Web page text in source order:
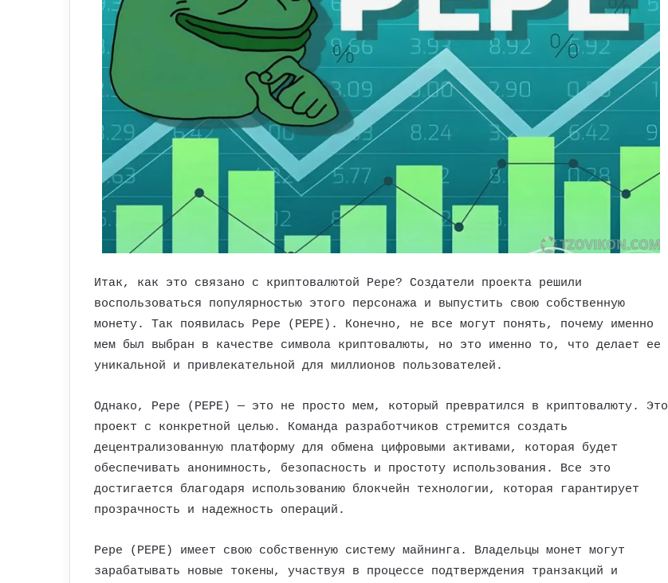
Итак, как это связано с криптовалютой Pepe? Создатели проекта решили
воспользоваться популярностью этого персонажа и выпустить свою собственную
монету. Так появилась Pepe (PEPE). Конечно, не все могут понять, почему именно
мем был выбран в качестве символа криптовалюты, но это именно то, что делает ее
уникальной и привлекательной для миллионов пользователей.
Однако, Pepe (PEPE) — это не просто мем, который превратился в криптовалюту. Это
проект с конкретной целью. Команда разработчиков стремится создать
децентрализованную платформу для обмена цифровыми активами, которая будет
обеспечивать анонимность, безопасность и простоту использования. Все это
достигается благодаря использованию блокчейн технологии, которая гарантирует
прозрачность и надежность операций.
Pepe (PEPE) имеет свою собственную систему майнинга. Владельцы монет могут
зарабатывать новые токены, участвуя в процессе подтверждения транзакций и